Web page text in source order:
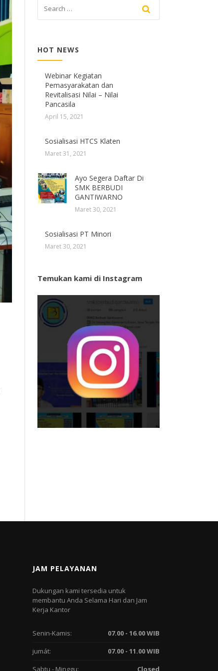
HOT NEWS
Webinar Kegiatan
Pemasyarakatan dan
Revitalisasi Nilai – Nilai
Pancasila
April 15, 2021
Sosialisasi HTCS Klaten
Maret 31, 2021
Ayo Segera Daftar Di
SMK BERBUDI
GANTIWARNO
Maret 30, 2021
Sosialisasi PT Minori
Maret 30, 2021
Temukan kami di Instagram
JAM PELAYANAN
Dukungan kami tersedia untuk
membantu Anda Selama Hari dan Jam
Kerja Kantor
Senin-Kamis:
07.00 - 16.00 WIB
jumát:
07.00 - 11.00 WIB
Sabtu - Minggu:
Closed